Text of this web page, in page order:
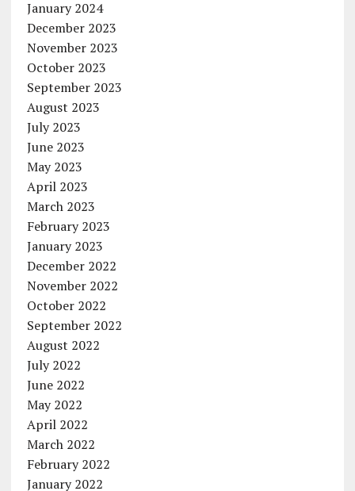
January 2024
December 2023
November 2023
October 2023
September 2023
August 2023
July 2023
June 2023
May 2023
April 2023
March 2023
February 2023
January 2023
December 2022
November 2022
October 2022
September 2022
August 2022
July 2022
June 2022
May 2022
April 2022
March 2022
February 2022
January 2022